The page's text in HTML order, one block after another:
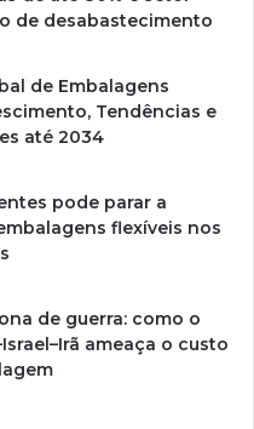
de desabastecimento
de Embalagens
Tendências e
até 2034
pode parar a
flexíveis nos
de guerra: como o
ameaça o custo